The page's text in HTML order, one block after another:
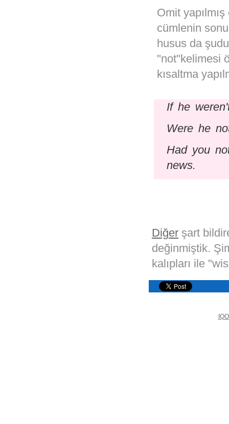
Omit
cümlenin
husus da
"not"kelimesi
kısaltma
If he
Were he
Had you
news.
Diğer şart
değinmiştik.
kalıpları ile